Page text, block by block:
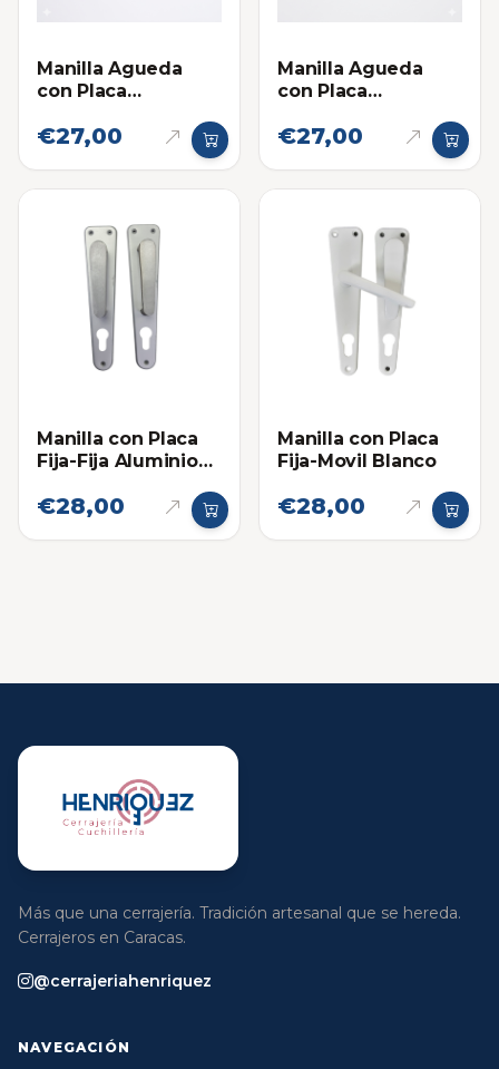
Manilla Agueda
con Placa
Aluminio Natural
€27,00
Manilla Agueda
con Placa
Blanca
€27,00
Manilla con Placa
Fija-Fija Aluminio
€28,00
Manilla con Placa
Fija-Movil Blanco
€28,00
Más que una cerrajería. Tradición artesanal que se hereda.
Cerrajeros en Caracas.
@cerrajeriahenriquez
NAVEGACIÓN